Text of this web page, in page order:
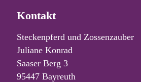
Kontakt
Steckenpferd und Zossenzauber
Juliane Konrad
Saaser Berg 3
95447 Bayreuth